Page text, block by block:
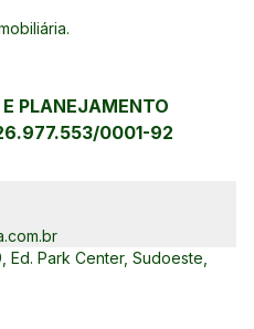
PLANEJAMENTO
0001-92
Ed. Park Center, Sudoeste,